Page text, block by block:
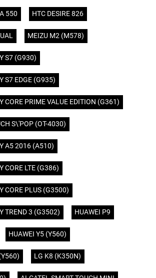
550 HTC DESIRE 826
MEIZU M2 (M578)
S7 (G930)
S7 EDGE (G935)
CORE PRIME VALUE EDITION (G361)
S\'POP (OT-4030)
A5 2016 (A510)
CORE LTE (G386)
CORE PLUS (G3500)
TREND 3 (G3502) HUAWEI P9
HUAWEI Y5 (Y560)
LG K8 (K350N)